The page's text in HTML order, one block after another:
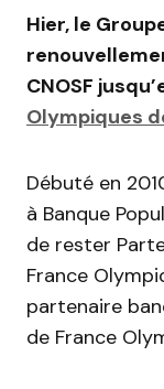
Hier, le
CNOSF
Olympiques
Débuté en
à Banque
de rester
France
partenaire
de France